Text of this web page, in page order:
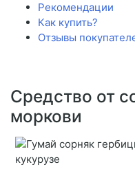
Рекомендации
Как купить?
Отзывы
Средство от
моркови